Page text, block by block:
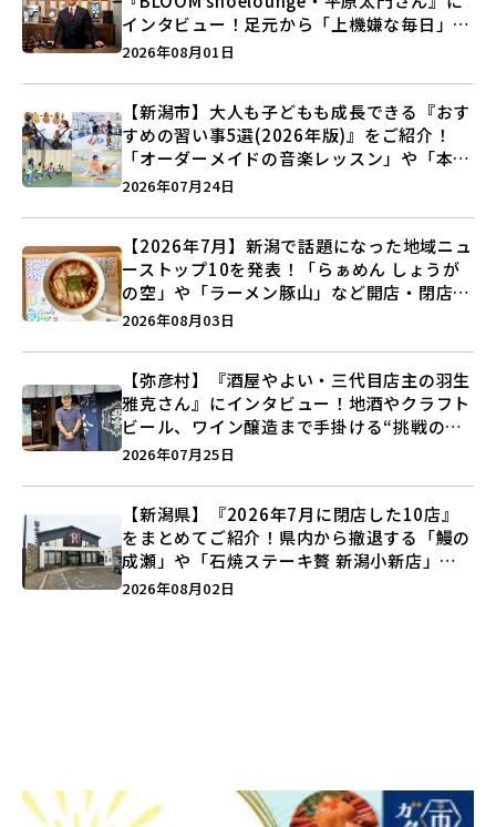
インタビュー！足元から「上機嫌な毎日」を
つくる装いの提案とは？
2026年08月01日
【新潟市】大人も子どもも成長できる『おす
すめの習い事5選(2026年版)』をご紹介！
「オーダーメイドの音楽レッスン」や「本格
キックボクシング」で新しい自分を見つけよ
2026年07月24日
【2026年7月】新潟で話題になった地域ニュ
ーストップ10を発表！「らぁめん しょうが
の空」や「ラーメン豚山」など開店・閉店の
注目記事をランキングでご紹介♪
2026年08月03日
【弥彦村】『酒屋やよい・三代目店主の羽生
雅克さん』にインタビュー！地酒やクラフト
ビール、ワイン醸造まで手掛ける“挑戦の歴
史”に迫る♪
2026年07月25日
【新潟県】『2026年7月に閉店した10店』
をまとめてご紹介！県内から撤退する「鰻の
成瀬」や「石焼ステーキ贅 新潟小新店」が
営業に幕…。
2026年08月02日